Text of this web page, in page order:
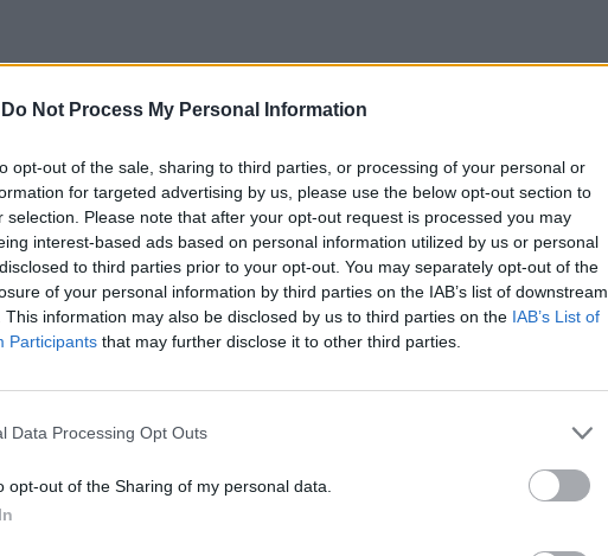
Do Not Process My Personal Information
opt-out of the sale, sharing to third parties, or processing of your personal or
for targeted advertising by us, please use the below opt-out section to
selection. Please note that after your opt-out request is processed you may
interest-based ads based on personal information utilized by us or personal
to third parties prior to your opt-out. You may separately opt-out of the
of your personal information by third parties on the IAB’s list of downstream
This information may also be disclosed by us to third parties on the IAB’s List of
Participants that may further disclose it to other third parties.
Data Processing Opt Outs
opt-out of the Sharing of my personal data.
do Alentejo, Alcáçovas e Aguiar, tem
de uma forma estruturada agregar
turisticamente», referiu.
está concluída. «Neste momento não temos a
gostávamos de fazer é (…) construir uma
os primeiros anos do mandato como fase